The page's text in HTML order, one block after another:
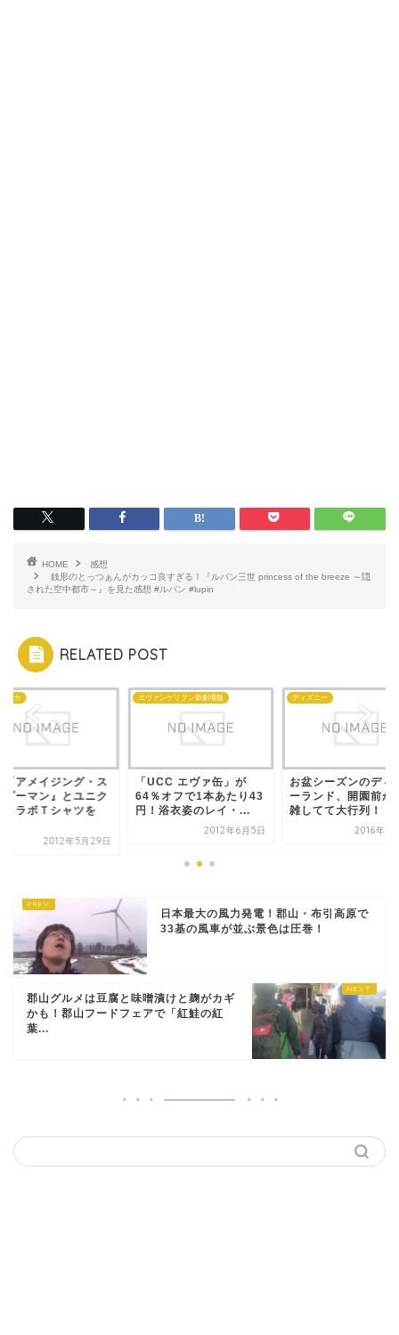
HOME
感想
銭形のとっつぁんがカッコ良すぎる！『ルパン三世 princess of the breeze ～隠
された空中都市～』を見た感想 #ルパン #lupin
RELATED POST
スカ
『アメイジング・ス
ダーマン』とユニク
コラボＴシャツを
2012年5月29日
ヱヴァンゲリヲン新劇場版
「UCC エヴァ缶」が
64％オフで1本あたり43
円！浴衣姿のレイ・...
2012年6月5日
ディズニー
お盆シーズンのディ
ーランド、開園前か
雑してて大行列！
2016年8
日本最大の風力発電！郡山・布引高原で
33基の風車が並ぶ景色は圧巻！
郡山グルメは豆腐と味噌漬けと麹がカギ
かも！郡山フードフェアで「紅鮭の紅
葉...